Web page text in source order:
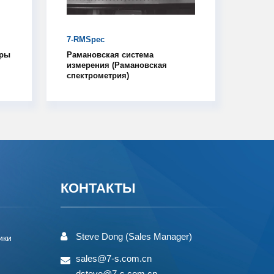
7-RMSpec
Рамановская система
измерения (Рамановская
спектрометрия)
КОНТАКТЫ
Steve Dong (Sales Manager)
sales@7-s.com.cn